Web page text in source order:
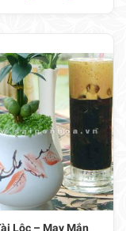
Lộc – May Mắn